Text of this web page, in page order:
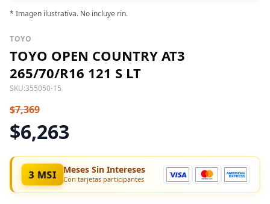
* Imagen ilustrativa. No incluye rin.
TOYO
TOYO OPEN COUNTRY AT3
265/70/R16 121 S LT
SKU:355050-15
$7,369
$6,263
3 MSI Meses Sin Intereses
Con tarjetas participantes